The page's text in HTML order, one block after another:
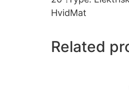
HvidMat
Related